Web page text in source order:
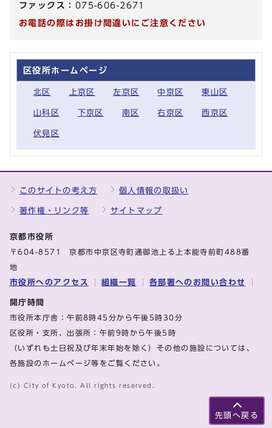
ファックス： 075-606-2671
お電話の際はお掛け間違いにご注意ください
区役所ホームページ
北区 上京区 左京区 中京区 東山区
山科区 下京区 南区 右京区 西京区
伏見区
先頭へ戻る
このサイトの考え方 個人情報の取扱い
著作権・リンク等 サイトマップ
京都市役所
〒604-8571 京都市中京区寺町通御池上る上本能寺前町488番
地
市役所へのアクセス 組織一覧 各部署へのお問い合わせ
開庁時間
市役所本庁舎：午前8時45分から午後5時30分
区役所・支所、出張所：午前9時から午後5時
（いずれも土日祝及び年末年始を除く）その他の施設については、
各施設のホームページ等をご覧ください。
(c) City of Kyoto. All rights reserved.